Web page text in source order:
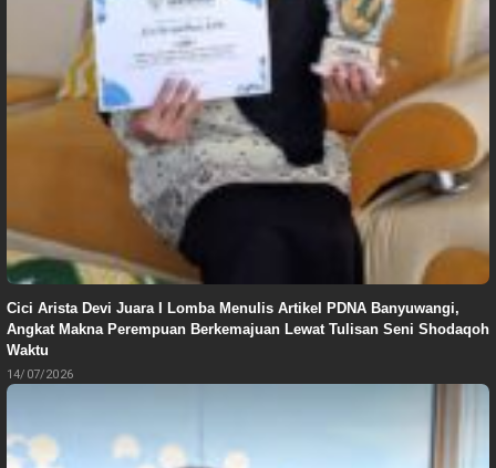
Cici Arista Devi Juara I Lomba Menulis Artikel PDNA Banyuwangi,
Angkat Makna Perempuan Berkemajuan Lewat Tulisan Seni Shodaqoh
Waktu
14/07/2026